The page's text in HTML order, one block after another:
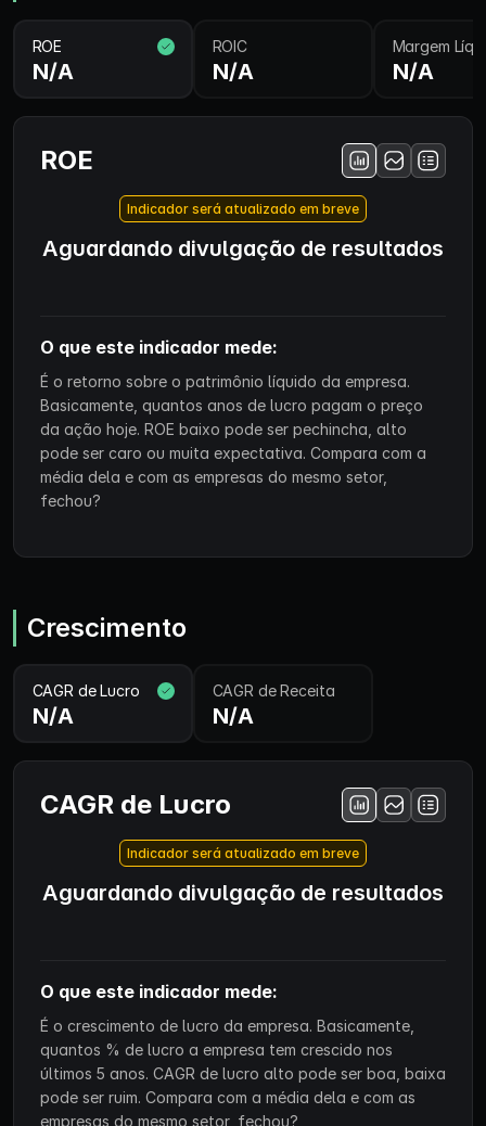
ROE
N/A
ROIC
N/A
Margem
N/A
ROE
Indicador será atualizado em breve
Aguardando divulgação de resultados
O que este indicador mede:
É o retorno sobre o patrimônio líquido da empresa.
Basicamente, quantos anos de lucro pagam o preço
da ação hoje. ROE baixo pode ser pechincha, alto
pode ser caro ou muita expectativa. Compara com a
média dela e com as empresas do mesmo setor,
fechou?
Crescimento
CAGR de Lucro
N/A
CAGR de Receita
N/A
CAGR de Lucro
Indicador será atualizado em breve
Aguardando divulgação de resultados
O que este indicador mede:
É o crescimento de lucro da empresa. Basicamente,
quantos % de lucro a empresa tem crescido nos
últimos 5 anos. CAGR de lucro alto pode ser boa, baixa
pode ser ruim. Compara com a média dela e com as
empresas do mesmo setor, fechou?